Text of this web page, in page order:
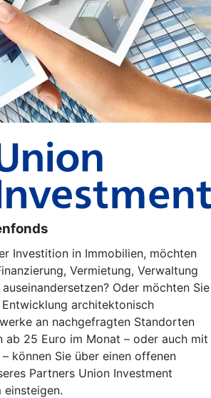
Investition in Immobilien, möchten
Vermietung, Verwaltung
Oder möchten Sie
architektonisch
an nachgefragten Standorten
ab 25 Euro im Monat – oder auch mit
können Sie über einen offenen
Partners Union Investment
einsteigen.